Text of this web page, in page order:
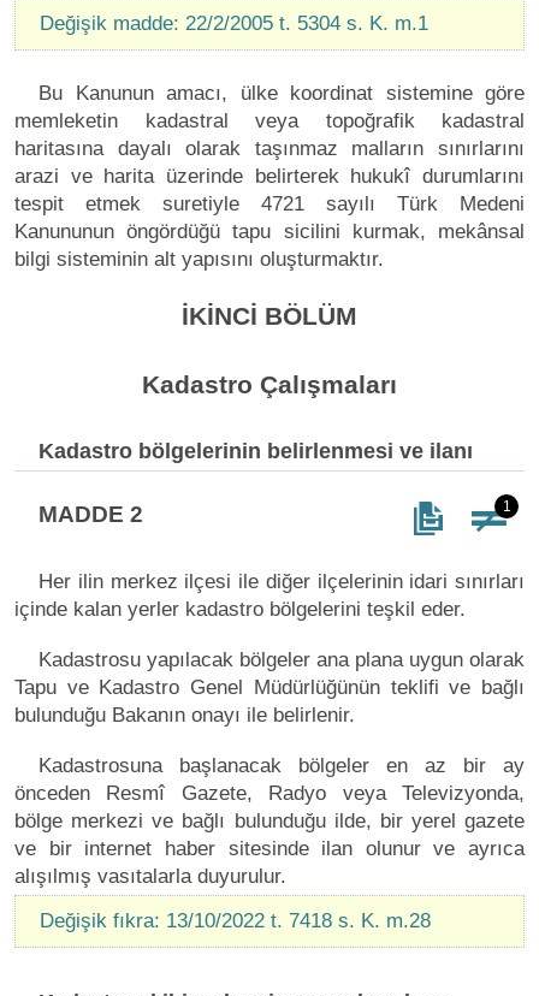
Değişik madde: 22/2/2005 t. 5304 s. K. m.1
Bu Kanunun amacı, ülke koordinat sistemine göre
memleketin kadastral veya topoğrafik kadastral
haritasına dayalı olarak taşınmaz malların sınırlarını
arazi ve harita üzerinde belirterek hukukî durumlarını
tespit etmek suretiyle 4721 sayılı Türk Medeni
Kanununun öngördüğü tapu sicilini kurmak, mekânsal
bilgi sisteminin alt yapısını oluşturmaktır.
İKİNCİ BÖLÜM
Kadastro Çalışmaları
Kadastro bölgelerinin belirlenmesi ve ilanı
MADDE 2 1
Her ilin merkez ilçesi ile diğer ilçelerinin idari sınırları
içinde kalan yerler kadastro bölgelerini teşkil eder.
Kadastrosu yapılacak bölgeler ana plana uygun olarak
Tapu ve Kadastro Genel Müdürlüğünün teklifi ve bağlı
bulunduğu Bakanın onayı ile belirlenir.
Kadastrosuna başlanacak bölgeler en az bir ay
önceden Resmî Gazete, Radyo veya Televizyonda,
bölge merkezi ve bağlı bulunduğu ilde, bir yerel gazete
ve bir internet haber sitesinde ilan olunur ve ayrıca
alışılmış vasıtalarla duyurulur.
Değişik fıkra: 13/10/2022 t. 7418 s. K. m.28